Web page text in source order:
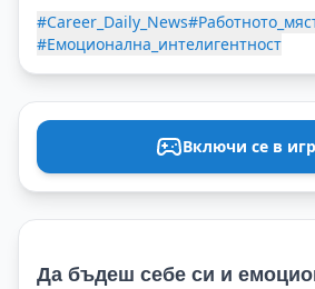
#Career_Daily_News
#Емоционална_интелигентност
Включи се в
Да бъдеш себе си и